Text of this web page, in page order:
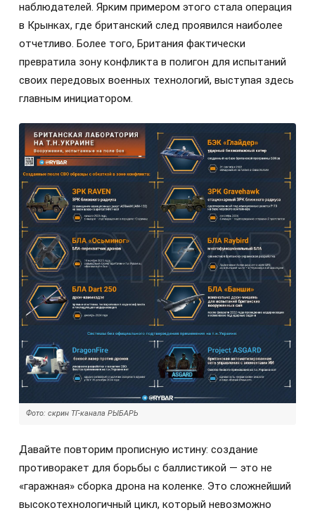
наблюдателей. Ярким примером этого стала операция
в Крынках, где британский след проявился наиболее
отчетливо. Более того, Британия фактически
превратила зону конфликта в полигон для испытаний
своих передовых военных технологий, выступая здесь
главным инициатором.
Фото: скрин ТГ-канала РЫБАРЬ
Давайте повторим прописную истину: создание
противоракет для борьбы с баллистикой — это не
«гаражная» сборка дрона на коленке. Это сложнейший
высокотехнологичный цикл, который невозможно